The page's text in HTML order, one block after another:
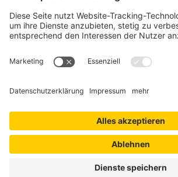
Deutschen Gießerei-Industrie e.V.
40549 Düsseldorf
Telefon:0211 - 68 71 - 03
0211 - 68 71 - 3333
E-Mail:info(at)bdguss.de